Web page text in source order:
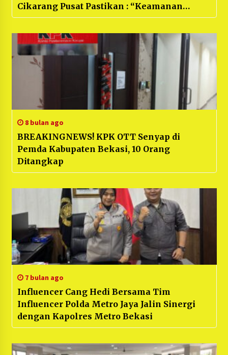
Cikarang Pusat Pastikan : “Keamanan
Liburan Aman!”
8 bulan ago
BREAKINGNEWS! KPK OTT Senyap di
Pemda Kabupaten Bekasi, 10 Orang
Ditangkap
7 bulan ago
Influencer Cang Hedi Bersama Tim
Influencer Polda Metro Jaya Jalin Sinergi
dengan Kapolres Metro Bekasi